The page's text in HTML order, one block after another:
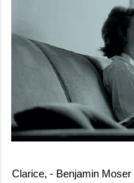
Clarice, - Benjamin